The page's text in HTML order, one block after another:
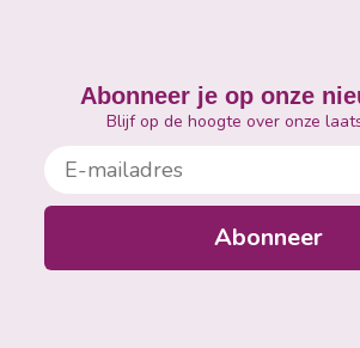
Abonneer je op onze
Blijf op de hoogte over onze
E-mailadres
Abonneer